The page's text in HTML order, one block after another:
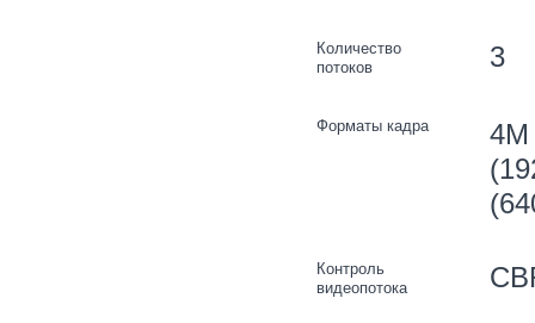
Количество
потоков
3
Форматы кадра
Контроль
видеопотока